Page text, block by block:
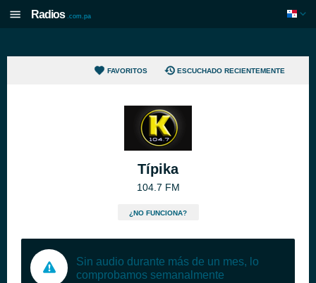
Radios .com.pa
FAVORITOS ESCUCHADO RECIENTEMENTE
Típika
104.7 FM
¿NO FUNCIONA?
Sin audio durante más de un mes, lo
comprobamos semanalmente